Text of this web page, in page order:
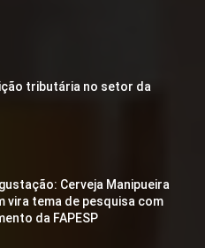
tributária no setor da
Cerveja Manipueira
vira tema de pesquisa com
da FAPESP